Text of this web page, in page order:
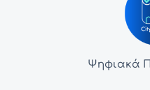
Ψηφιακά